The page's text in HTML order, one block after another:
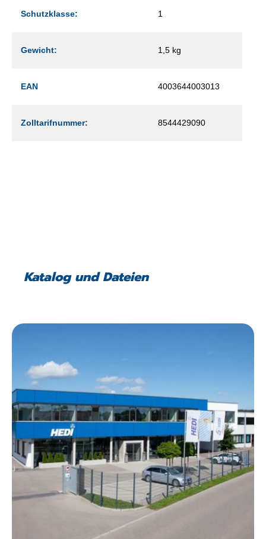
Schutzklasse: 1
Gewicht: 1,5 kg
EAN 4003644003013
Zolltarifnummer: 8544429090
Katalog und Dateien